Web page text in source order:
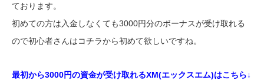
ております。
初めての方は入金しなくても3000円分のボーナスが受け取れる
ので初心者さんはコチラから初めて欲しいですね。
最初から3000円の資金が受け取れるXM(エックスエム)はこちら↓